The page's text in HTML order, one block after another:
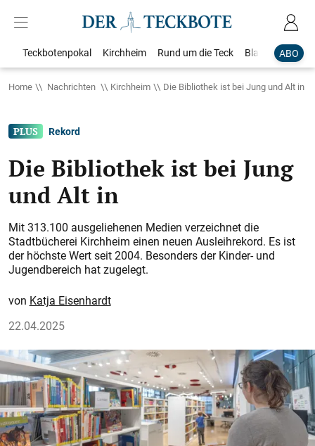
ABO
Teckbotenpokal Kirchheim Rund um die Teck Blaulicht
Home Nachrichten Kirchheim Die Bibliothek ist bei Jung und Alt in
Rekord
Die Bibliothek ist bei Jung
und Alt in
Mit 313.100 ausgeliehenen Medien verzeichnet die
Stadtbücherei Kirchheim einen neuen Ausleihrekord. Es ist
der höchste Wert seit 2004. Besonders der Kinder- und
Jugendbereich hat zugelegt.
Katja Eisenhardt
22.04.2025